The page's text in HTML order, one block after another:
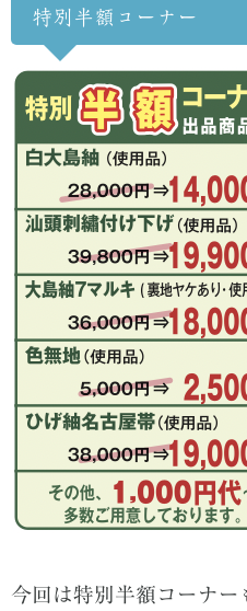
特別半額コーナー
今回は特別半額コーナー